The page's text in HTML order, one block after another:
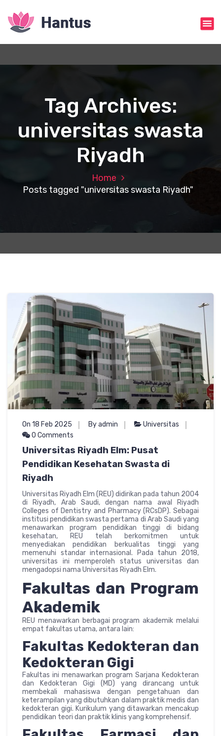
Tag Archives:
universitas swasta
Riyadh
Home
Posts tagged "universitas swasta Riyadh"
On 18 Feb 2025 By admin
Universitas
0 Comments
Universitas Riyadh Elm: Pusat
Pendidikan Kesehatan Swasta di
Riyadh
Universitas Riyadh Elm (REU) didirikan pada tahun 2004
di Riyadh, Arab Saudi, dengan nama awal Riyadh
Colleges of Dentistry and Pharmacy (RCsDP). Sebagai
institusi pendidikan swasta pertama di Arab Saudi yang
menawarkan program pendidikan tinggi di bidang
kesehatan, REU telah berkomitmen untuk
menyediakan pendidikan berkualitas tinggi yang
memenuhi standar internasional. Pada tahun 2018,
universitas ini memperoleh status universitas dan
mengadopsi nama Universitas Riyadh Elm.
Fakultas dan Program
Akademik
REU menawarkan berbagai program akademik melalui
empat fakultas utama, antara lain:
Fakultas Kedokteran dan
Kedokteran Gigi
Fakultas ini menawarkan program Sarjana Kedokteran
dan Kedokteran Gigi (MD) yang dirancang untuk
membekali mahasiswa dengan pengetahuan dan
keterampilan yang dibutuhkan dalam praktik medis dan
kedokteran gigi. Kurikulum yang ditawarkan mencakup
pendidikan teori dan praktik klinis yang komprehensif.